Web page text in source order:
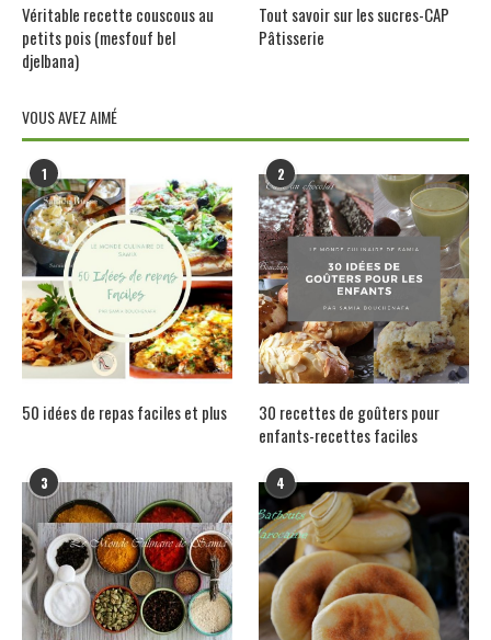
Véritable recette couscous au
petits pois (mesfouf bel
djelbana)
Tout savoir sur les sucres-CAP
Pâtisserie
VOUS AVEZ AIMÉ
1
50 idées de repas faciles et plus
2
30 recettes de goûters pour
enfants-recettes faciles
3 4